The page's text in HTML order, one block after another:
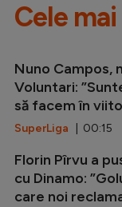
Cele
Nuno Campos,
Voluntari:
să facem în
SuperLiga | 00:15
Florin Pîrvu a
cu Dinamo:
care noi